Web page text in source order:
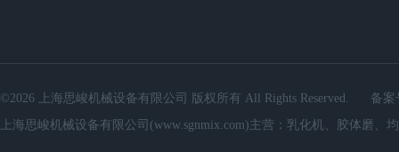
©2026 上海思峻机械设备有限公司 版权所有 All Rights Reserved.
备案
上海思峻机械设备有限公司(www.sgnmix.com)主营：乳化机、胶体磨